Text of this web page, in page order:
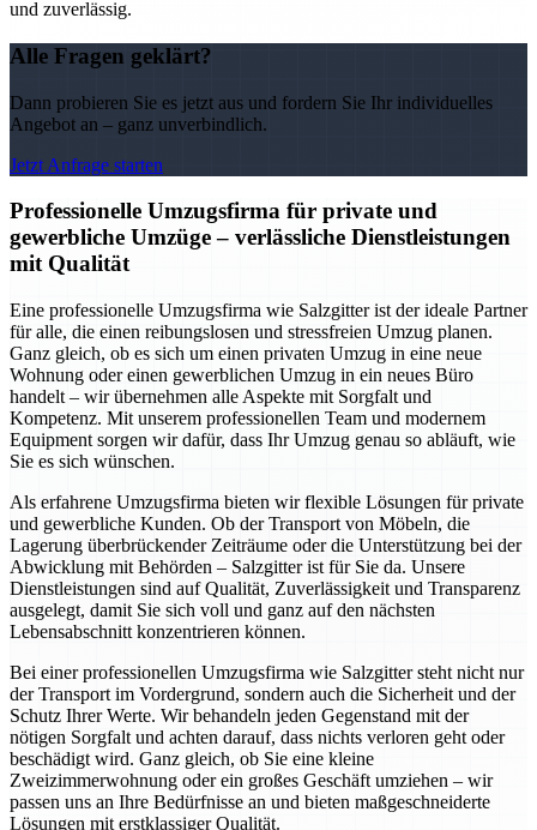
und zuverlässig.
Alle Fragen geklärt?
Dann probieren Sie es jetzt aus und fordern Sie Ihr individuelles
Angebot an – ganz unverbindlich.
Jetzt Anfrage starten
Professionelle Umzugsfirma für private und
gewerbliche Umzüge – verlässliche Dienstleistungen
mit Qualität
Eine professionelle Umzugsfirma wie Salzgitter ist der ideale Partner
für alle, die einen reibungslosen und stressfreien Umzug planen.
Ganz gleich, ob es sich um einen privaten Umzug in eine neue
Wohnung oder einen gewerblichen Umzug in ein neues Büro
handelt – wir übernehmen alle Aspekte mit Sorgfalt und
Kompetenz. Mit unserem professionellen Team und modernem
Equipment sorgen wir dafür, dass Ihr Umzug genau so abläuft, wie
Sie es sich wünschen.
Als erfahrene Umzugsfirma bieten wir flexible Lösungen für private
und gewerbliche Kunden. Ob der Transport von Möbeln, die
Lagerung überbrückender Zeiträume oder die Unterstützung bei der
Abwicklung mit Behörden – Salzgitter ist für Sie da. Unsere
Dienstleistungen sind auf Qualität, Zuverlässigkeit und Transparenz
ausgelegt, damit Sie sich voll und ganz auf den nächsten
Lebensabschnitt konzentrieren können.
Bei einer professionellen Umzugsfirma wie Salzgitter steht nicht nur
der Transport im Vordergrund, sondern auch die Sicherheit und der
Schutz Ihrer Werte. Wir behandeln jeden Gegenstand mit der
nötigen Sorgfalt und achten darauf, dass nichts verloren geht oder
beschädigt wird. Ganz gleich, ob Sie eine kleine
Zweizimmerwohnung oder ein großes Geschäft umziehen – wir
passen uns an Ihre Bedürfnisse an und bieten maßgeschneiderte
Lösungen mit erstklassiger Qualität.